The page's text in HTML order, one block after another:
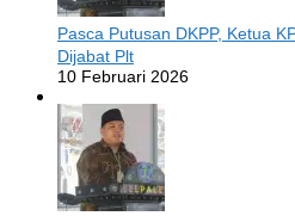
Pasca Putusan DKPP, Ketua
Dijabat Plt
10 Februari 2026